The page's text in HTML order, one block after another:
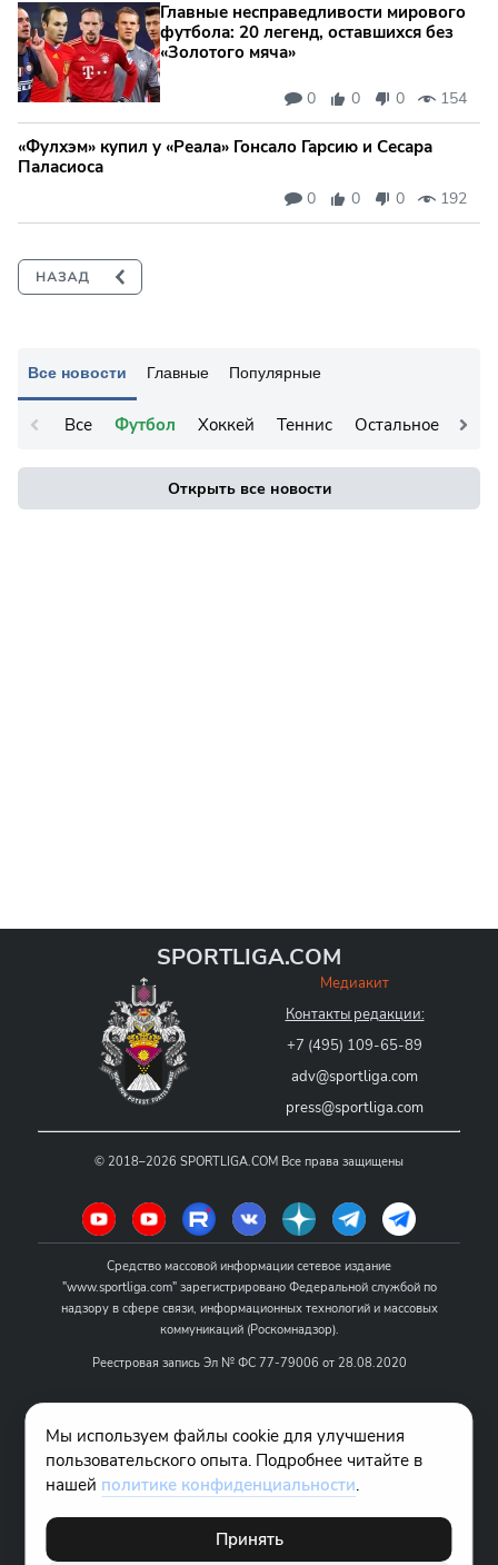
Все новости Главные Популярные
Все Футбол Хоккей Теннис Остальное
Открыть все новости
Главные несправедливости мирового
футбола: 20 легенд, оставшихся без
«Золотого мяча»
0 0 0 154
«Фулхэм» купил у «Реала» Гонсало Гарсию и Сесара
Паласиоса
0 0 0 192
SPORTLIGA.COM
Медиакит
Контакты редакции:
+7 (495) 109-65-89
adv@sportliga.com
press@sportliga.com
© 2018–2026 SPORTLIGA.COM Все права защищены
Средство массовой информации сетевое издание
"www.sportliga.com" зарегистрировано Федеральной службой по
надзору в сфере связи, информационных технологий и массовых
коммуникаций (Роскомнадзор).
Реестровая запись Эл № ФС 77-79006 от 28.08.2020
Учредитель СМИ сетевого издания "www.sportliga.com": ИП Чамин
О.Н.
Главный редактор СМИ сетевого издания "www.sportliga.com":
Хаимов Д.И.
Мы используем файлы cookie для улучшения
пользовательского опыта. Подробнее читайте в
нашей политике конфиденциальности.
Принять